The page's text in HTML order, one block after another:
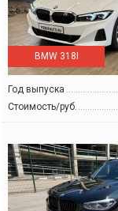
BMW 318I
Год выпуска
Стоимость/руб.